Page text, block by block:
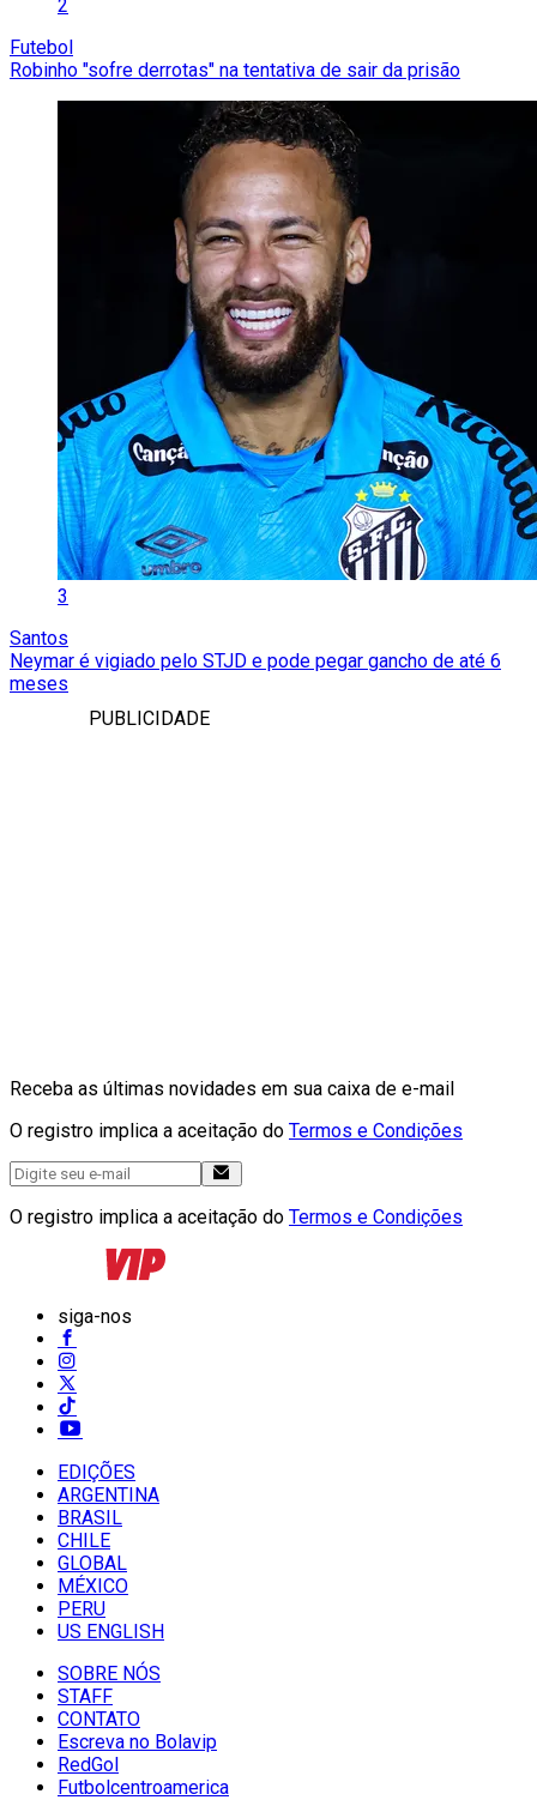
2
Futebol
Robinho "sofre derrotas" na tentativa de sair da prisão
3
Santos
Neymar é vigiado pelo STJD e pode pegar gancho de até 6
meses
PUBLICIDADE
Receba as últimas novidades em sua caixa de e-mail
O registro implica a aceitação do Termos e Condições
O registro implica a aceitação do Termos e Condições
siga-nos
EDIÇÕES
ARGENTINA
BRASIL
CHILE
GLOBAL
MÉXICO
PERU
US ENGLISH
SOBRE NÓS
STAFF
CONTATO
Escreva no Bolavip
RedGol
Futbolcentroamerica